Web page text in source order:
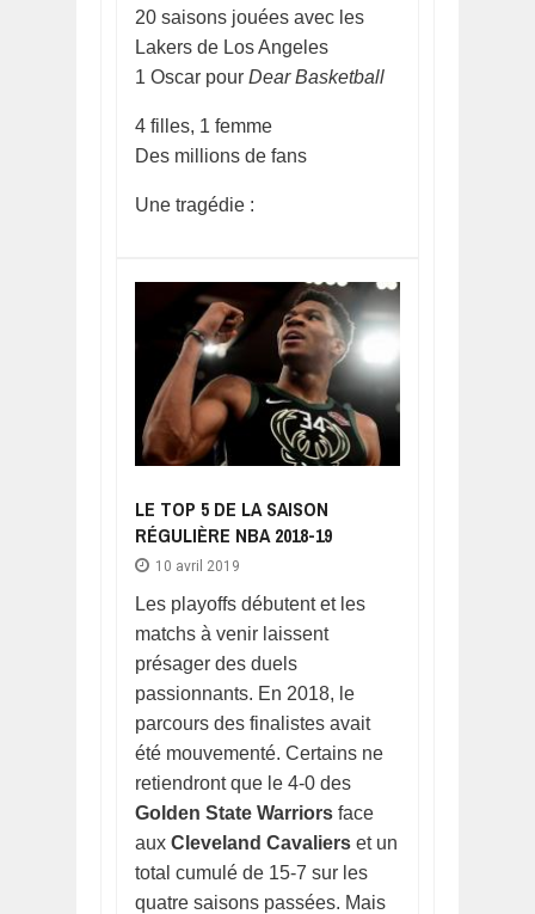
20 saisons jouées avec les
Lakers de Los Angeles
1 Oscar pour Dear Basketball
4 filles, 1 femme
Des millions de fans
Une tragédie :
LE TOP 5 DE LA SAISON
RÉGULIÈRE NBA 2018-19
10 avril 2019
Les playoffs débutent et les
matchs à venir laissent
présager des duels
passionnants. En 2018, le
parcours des finalistes avait
été mouvementé. Certains ne
retiendront que le 4-0 des
Golden State Warriors face
aux Cleveland Cavaliers et un
total cumulé de 15-7 sur les
quatre saisons passées. Mais